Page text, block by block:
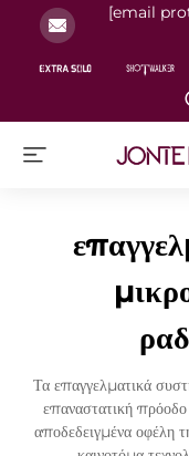
[email
Τα επαγγελματικά
επαναστατική πρόοδο
αποδεδειγμένα